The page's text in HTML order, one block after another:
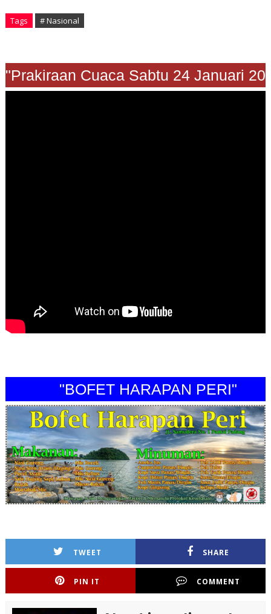
Tags # Nasional
Cuaca Sabtu 24 Januari
"BOFET HARAPAN PERI"
TWEET SHARE
PIN IT COMMENT